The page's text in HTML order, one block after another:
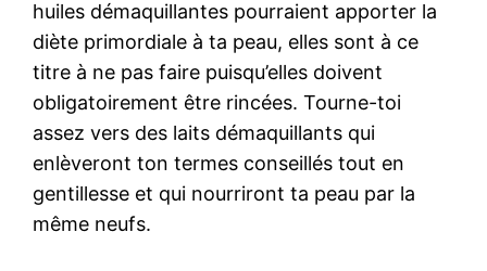
huiles démaquillantes pourraient apporter la
diète primordiale à ta peau, elles sont à ce
titre à ne pas faire puisqu’elles doivent
obligatoirement être rincées. Tourne-toi
assez vers des laits démaquillants qui
enlèveront ton termes conseillés tout en
gentillesse et qui nourriront ta peau par la
même neufs.